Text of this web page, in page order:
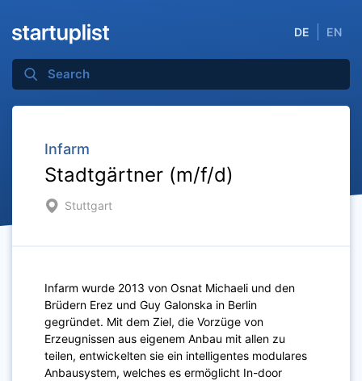
DE EN
Infarm
Stadtgärtner (m/f/d)
Stuttgart
Infarm wurde 2013 von Osnat Michaeli und den
Brüdern Erez und Guy Galonska in Berlin
gegründet. Mit dem Ziel, die Vorzüge von
Erzeugnissen aus eigenem Anbau mit allen zu
teilen, entwickelten sie ein intelligentes modulares
Anbausystem, welches es ermöglicht In-door